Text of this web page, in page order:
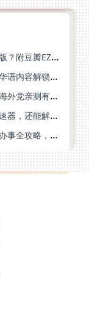
海外党必看：怎么在国外玩秦时明月卡牌版？附豆瓣EZCast地区限制破解法
海外怎么听酷我畅听？留学生亲测有效的华语内容解锁指南
在国外看不了央视影音电视剧怎么办呢？海外党亲测有效的回国加速方案
海外华人看国内电视剧总卡？选对回国加速器，还能解决菲律宾打不开反诈中心的问题
探花在比利时用不了怎么办？海外党追剧办事全攻略，选对加速器就够了